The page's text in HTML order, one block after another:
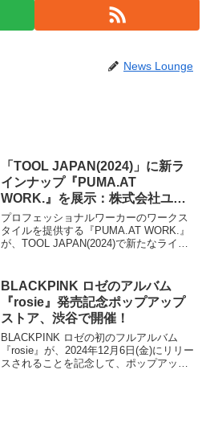
News Lounge
「TOOL JAPAN(2024)」に新ラ
インナップ『PUMA.AT
WORK.』を展示：株式会社ユニ
ワールド
プロフェッショナルワーカーのワークス
タイルを提供する『PUMA.AT WORK.』
が、TOOL JAPAN(2024)で新たなライン
2024年10月9日(...
BLACKPINK ロゼのアルバム
『rosie』発売記念ポップアップ
ストア、渋谷で開催！
BLACKPINK ロゼの初のフルアルバム
『rosie』が、2024年12月6日(金)にリリー
スされることを記念して、ポップアップ